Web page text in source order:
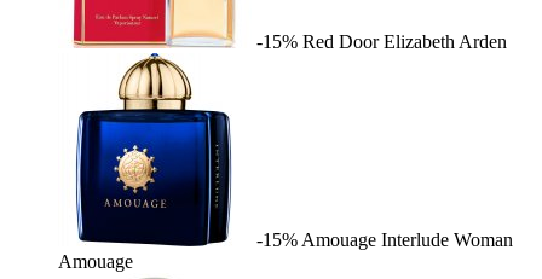
-15% Red Door Elizabeth Arden
-15% Amouage Interlude Woman
Amouage